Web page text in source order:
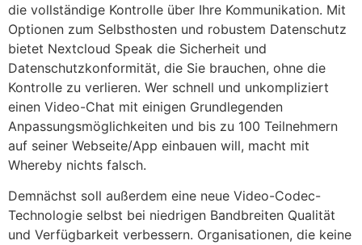
die vollständige Kontrolle über Ihre Kommunikation. Mit
Optionen zum Selbsthosten und robustem Datenschutz
bietet Nextcloud Speak die Sicherheit und
Datenschutzkonformität, die Sie brauchen, ohne die
Kontrolle zu verlieren. Wer schnell und unkompliziert
einen Video-Chat mit einigen Grundlegenden
Anpassungsmöglichkeiten und bis zu 100 Teilnehmern
auf seiner Webseite/App einbauen will, macht mit
Whereby nichts falsch.
Demnächst soll außerdem eine neue Video-Codec-
Technologie selbst bei niedrigen Bandbreiten Qualität
und Verfügbarkeit verbessern. Organisationen, die keine